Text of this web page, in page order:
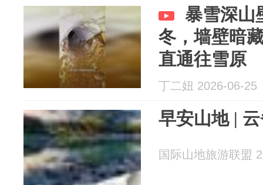
暴雪深山
冬，墙壁暗
直通往雪原
丁二妞 2026-06-25
早安山地 |
国际山地旅游联盟